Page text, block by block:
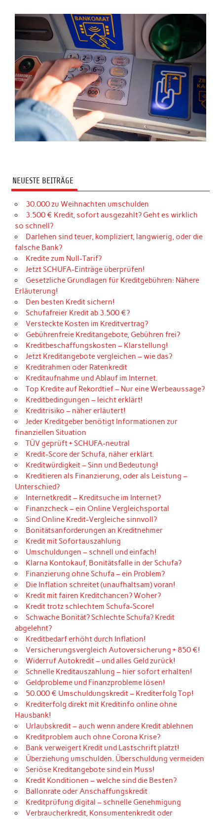
NEUESTE BEITRÄGE
30.000 zu Weihnachten umschulden
3.500 € Kredit, sofort ausgezahlt? Geht es wirklich
so schnell?
Darlehen sind teuer, kompliziert, langwierig, oder die
falsche Bank?
Kredite zum Null-Tarif?
Jetzt SCHUFA-Einträge überprüfen!
Gesetzliche Grundlagen für Kreditgebühren: Nähere
Erläuterung!
Den besten Kredit sichern!
Schufafreier Kredit ab 3.500 €?
Versteckte Kosten im Kreditvertrag?
Gebührenfreie Kreditangebote, Gebühren frei?
Kreditbeschaffungskosten – Klarstellung!
Jetzt Kreditangebote vergleichen – wie das?
Kreditrahmen oder Ratenkredit
Kreditaufnahme und Ablauf im Internet.
Top Kredite auf Rekordtief – Nur eine Werbeaussage?
Kreditbedingungen – leicht erklärt!
Kreditrisiko – näher erläutert!
Jeder Kreditgeber benötigt Informationen zur
finanziellen Situation
TÜV geprüft + SCHUFA-neutral
Kredit-Score der Schufa, näher erklärt.
Kreditwürdigkeit – Sinn und Bedeutung!
Kreditieren als Finanzierung, oder als Leistung –
Unterschied?
Internetkredit – Kreditsuche im Internet?
Finanzcheck – ein Online Vergleichsportal
Sind Online Kredit-Vergleiche sinnvoll?
Bonitätsanforderungen an Kreditnehmer
Kredit mit Sofortauszahlung
Umschuldungen – schnell und einfach!
Klarna Kontokauf, Bonitätsfalle in der Schufa?
Finanzierung ohne Schufa – ein Problem?
Die Inflation schreitet (unaufhaltsam) voran!
Kredit mit fairen Kreditchancen? Woher?
Kredit trotz schlechtem Schufa-Score!
Schwache Bonität? Schlechte Schufa? Kredit
abgelehnt?
Kreditbedarf erhöht durch Inflation!
Versicherungsvergleich Autoversicherung + 850 €!
Widerruf Autokredit – und alles Geld zurück!
Schnelle Kreditauszahlung – hier sofort erhalten!
Geldprobleme und Finanzprobleme lösen!
50.000 € Umschuldungskredit – Krediterfolg Top!
Krediterfolg direkt mit Kreditinfo online ohne
Hausbank!
Urlaubskredit – auch wenn andere Kredit ablehnen
Kreditproblem auch ohne Corona Krise?
Bank verweigert Kredit und Lastschrift platzt!
Überziehung umschulden. Überschuldung vermeiden
Seriöse Kreditangebote sind ein Muss!
Kredit Konditionen – welche sind die Besten?
Ballonrate oder Anschaffungskredit
Kreditprüfung digital – schnelle Genehmigung
Verbraucherkredit, Konsumentenkredit oder